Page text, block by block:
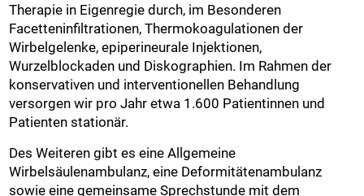
Therapie in Eigenregie durch, im Besonderen
Facetteninfiltrationen, Thermokoagulationen der
Wirbelgelenke, epiperineurale Injektionen,
Wurzelblockaden und Diskographien. Im Rahmen der
konservativen und interventionellen Behandlung
versorgen wir pro Jahr etwa 1.600 Patientinnen und
Patienten stationär.
Des Weiteren gibt es eine Allgemeine
Wirbelsäulenambulanz, eine Deformitätenambulanz
sowie eine gemeinsame Sprechstunde mit dem